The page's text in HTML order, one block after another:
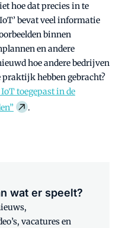
hoe dat precies in te
bevat veel informatie
binnen
en andere
hoe andere bedrijven
hebben gebracht?
toegepast in de
.
wat er speelt?
vacatures en